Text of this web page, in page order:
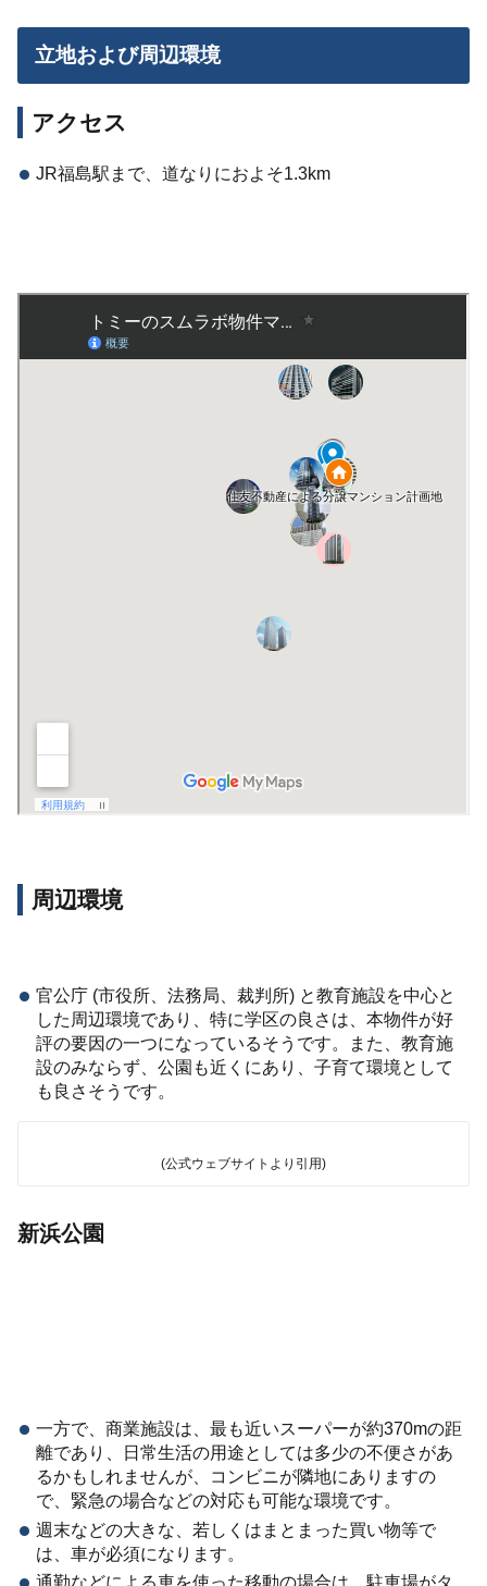
立地および周辺環境
アクセス
JR福島駅まで、道なりにおよそ1.3km
周辺環境
官公庁 (市役所、法務局、裁判所) と教育施設を中心と
した周辺環境であり、特に学区の良さは、本物件が好
評の要因の一つになっているそうです。また、教育施
設のみならず、公園も近くにあり、子育て環境として
も良さそうです。
(公式ウェブサイトより引用)
新浜公園
一方で、商業施設は、最も近いスーパーが約370mの距
離であり、日常生活の用途としては多少の不便さがあ
るかもしれませんが、コンビニが隣地にありますの
で、緊急の場合などの対応も可能な環境です。
週末などの大きな、若しくはまとまった買い物等で
は、車が必須になります。